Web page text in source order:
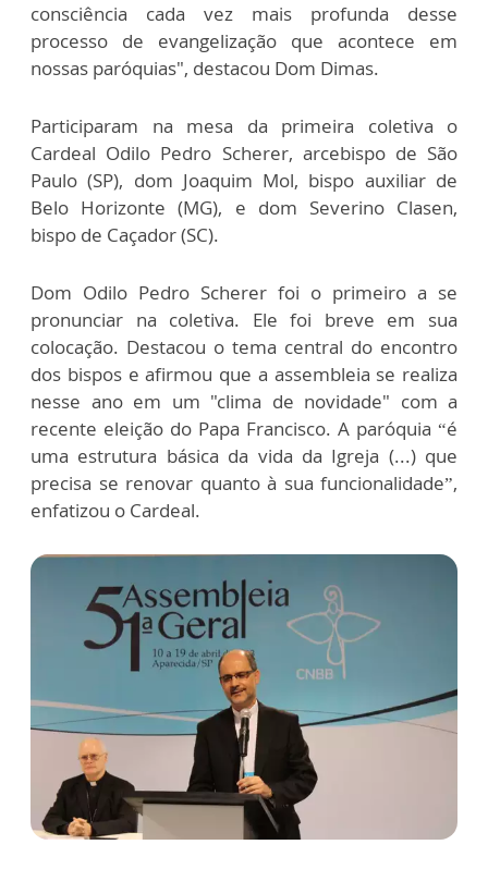
consciência cada vez mais profunda desse
processo de evangelização que acontece em
nossas paróquias", destacou Dom Dimas.
Participaram na mesa da primeira coletiva o
Cardeal Odilo Pedro Scherer, arcebispo de São
Paulo (SP), dom Joaquim Mol, bispo auxiliar de
Belo Horizonte (MG), e dom Severino Clasen,
bispo de Caçador (SC).
Dom Odilo Pedro Scherer foi o primeiro a se
pronunciar na coletiva. Ele foi breve em sua
colocação. Destacou o tema central do encontro
dos bispos e afirmou que a assembleia se realiza
nesse ano em um "clima de novidade" com a
recente eleição do Papa Francisco. A paróquia “é
uma estrutura básica da vida da Igreja (...) que
precisa se renovar quanto à sua funcionalidade”,
enfatizou o Cardeal.